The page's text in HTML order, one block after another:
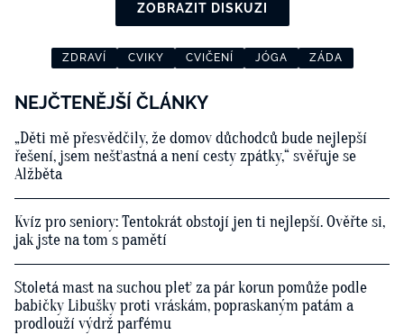
ZOBRAZIT DISKUZI
ZDRAVÍ CVIKY CVIČENÍ JÓGA ZÁDA
NEJČTENĚJŠÍ ČLÁNKY
„Děti mě přesvědčily, že domov důchodců bude nejlepší
řešení, jsem nešťastná a není cesty zpátky,“ svěřuje se
Alžběta
Kvíz pro seniory: Tentokrát obstojí jen ti nejlepší. Ověřte si,
jak jste na tom s pamětí
Stoletá mast na suchou pleť za pár korun pomůže podle
babičky Libušky proti vráskám, popraskaným patám a
prodlouží výdrž parfému